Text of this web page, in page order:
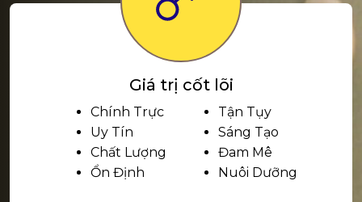
Giá trị cốt lõi
Chính Trực
Uy Tín
Chất Lượng
Ổn Định
Tận Tụy
Sáng Tạo
Đam Mê
Nuôi Dưỡng